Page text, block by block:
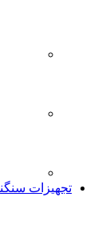
تجهیزات